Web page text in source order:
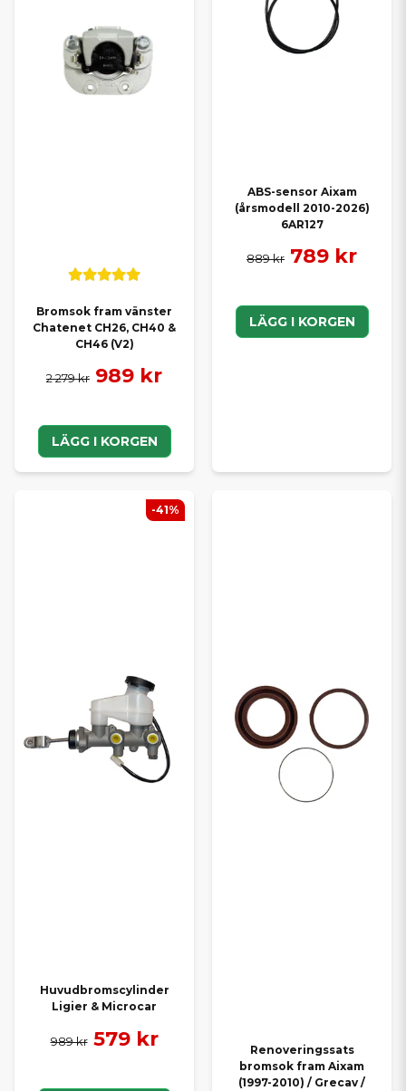
Bromsok fram vänster
Chatenet CH26, CH40 &
CH46 (V2)
2 279 kr 989 kr
LÄGG I KORGEN
ABS-sensor Aixam
(årsmodell 2010-2026)
6AR127
889 kr 789 kr
LÄGG I KORGEN
Huvudbromscylinder
Ligier & Microcar
989 kr 579 kr
-41%
Renoveringssats
bromsok fram Aixam
(1997-2010) / Grecav /